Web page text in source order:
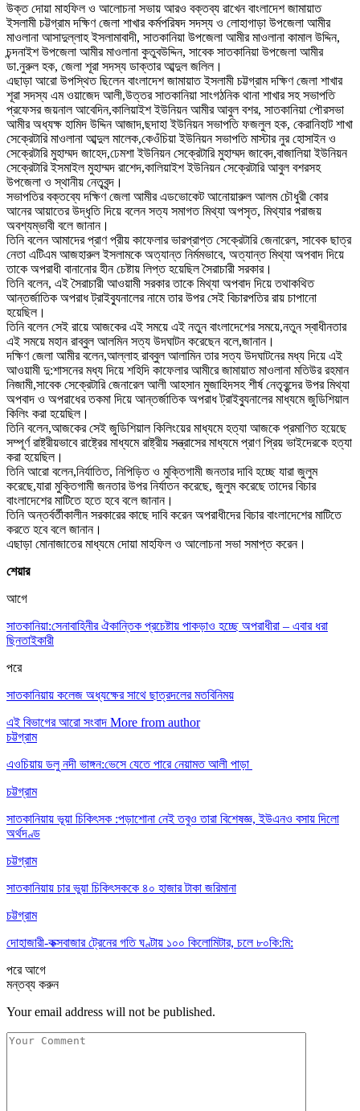
উক্ত দোয়া মাহফিল ও আলোচনা সভায় আরও বক্তব্য রাখেন বাংলাদেশ জামায়াত
ইসলামী চট্টগ্রাম দক্ষিণ জেলা শাখার কর্মপরিষদ সদস্য ও লোহাগাড়া উপজেলা আমীর
মাওলানা আসাদুল্লাহ ইসলামাবাদী, সাতকানিয়া উপজেলা আমীর মাওলানা কামাল উদ্দিন,
চন্দনাইশ উপজেলা আমীর মাওলানা কুতুবউদ্দিন, সাবেক সাতকানিয়া উপজেলা আমীর
ডা.নুরুল হক, জেলা শূরা সদস্য ডাক্তার আব্দুল জলিল।
এছাড়া আরো উপস্থিত ছিলেন বাংলাদেশ জামায়াত ইসলামী চট্টগ্রাম দক্ষিণ জেলা শাখার
শূরা সদস্য এম ওয়াজেদ আলী,উত্তর সাতকানিয়া সাংগঠনিক থানা শাখার সহ সভাপতি
প্রফেসর জয়নাল আবেদিন,কালিয়াইশ ইউনিয়ন আমীর আবুল বশর, সাতকানিয়া পৌরসভা
আমীর অধ্যক্ষ হামিদ উদ্দিন আজাদ,ছদাহা ইউনিয়ন সভাপতি ফজলুল হক, কেরানিহাট শাখা
সেক্রেটারি মাওলানা আব্দুল মালেক,কেওঁচিয়া ইউনিয়ন সভাপতি মাস্টার নুর হোসাইন ও
সেক্রেটারি মুহাম্মদ জাহেদ,ঢেমশা ইউনিয়ন সেক্রেটারি মুহাম্মদ জাবেদ,বাজালিয়া ইউনিয়ন
সেক্রেটারি ইসমাইল মুহাম্মদ রাশেদ,কালিয়াইশ ইউনিয়ন সেক্রেটারি আবুল বশরসহ
উপজেলা ও স্থানীয় নেতৃবৃন্দ।
সভাপতির বক্তব্যে দক্ষিণ জেলা আমীর এডভোকেট আনোয়ারুল আলম চৌধুরী কোর
আনের আয়াতের উদ্ধৃতি দিয়ে বলেন সত্য সমাগত মিথ্যা অপসৃত, মিথ্যার পরাজয়
অবশ্যম্ভাবী বলে জানান।
তিনি বলেন আমাদের প্রাণ প্রীয় কাফেলার ভারপ্রাপ্ত সেক্রেটারি জেনারেল, সাবেক ছাত্র
নেতা এটিএম আজহারুল ইসলামকে অত্যান্ত নির্মমভাবে, অত্যান্ত মিথ্যা অপবাদ দিয়ে
তাকে অপরাধী বানানোর হীন চেষ্টায় লিপ্ত হয়েছিল সৈরাচারী সরকার।
তিনি বলেন, এই সৈরাচারী আওয়ামী সরকার তাকে মিথ্যা অপবাদ দিয়ে তথাকথিত
আন্তর্জাতিক অপরাধ ট্রাইব্যুনালের নামে তার উপর সেই বিচারপতির রায় চাপানো
হয়েছিল।
তিনি বলেন সেই রায়ে আজকের এই সময়ে এই নতুন বাংলাদেশের সময়ে,নতুন স্বাধীনতার
এই সময়ে মহান রাব্বুল আলমিন সত্য উদঘাটন করেছেন বলে,জানান।
দক্ষিণ জেলা আমীর বলেন,আল্লাহ রাব্বুল আলামিন তার সত্য উদঘাটনের মধ্য দিয়ে এই
আওয়ামী দু:শাসনের মধ্য দিয়ে শহিদি কাফেলার আমীরে জামায়াত মাওলানা মতিউর রহমান
নিজামী,সাবেক সেক্রেটারি জেনারেল আলী আহসান মুজাহিদসহ শীর্ষ নেতৃবৃন্দের উপর মিথ্যা
অপবাদ ও অপরাধের তকমা দিয়ে আন্তর্জাতিক অপরাধ ট্রাইব্যুনালের মাধ্যমে জুডিশিয়াল
কিলিং করা হয়েছিল।
তিনি বলেন,আজকের সেই জুডিশিয়াল কিলিংয়ের মাধ্যমে হত্যা আজকে প্রমাণিত হয়েছে
সম্পূর্ণ রাষ্ট্রীয়ভাবে রাষ্ট্রের মাধ্যমে রাষ্ট্রীয় সন্ত্রাসের মাধ্যমে প্রাণ প্রিয় ভাইদেরকে হত্যা
করা হয়েছিল।
তিনি আরো বলেন,নির্যাতিত, নিপিড়িত ও মুক্তিগামী জনতার দাবি হচ্ছে যারা জুলুম
করেছে,যারা মুক্তিগামী জনতার উপর নির্যাতন করেছে, জুলুম করেছে তাদের বিচার
বাংলাদেশের মাটিতে হতে হবে বলে জানান।
তিনি অন্তর্বর্তীকালীন সরকারের কাছে দাবি করেন অপরাধীদের বিচার বাংলাদেশের মাটিতে
করতে হবে বলে জানান।
এছাড়া মোনাজাতের মাধ্যমে দোয়া মাহফিল ও আলোচনা সভা সমাপ্ত করেন।
শেয়ার
আগে
সাতকানিয়া:সেনাবাহিনীর ঐকান্তিক প্রচেষ্টায় পাকড়াও হচ্ছে অপরাধীরা – এবার ধরা
ছিনতাইকারী
পরে
সাতকানিয়ায় কলেজ অধ্যক্ষের সাথে ছাত্রদলের মতবিনিময়
এই বিভাগের আরো সংবাদ More from author
চট্টগ্রাম
এওচিয়ায় ডলু নদী ভাঙ্গন:ভেসে যেতে পারে নেয়ামত আলী পাড়া
চট্টগ্রাম
সাতকানিয়ায় ভূয়া চিকিৎসক :পড়াশোনা নেই তবুও তারা বিশেষজ্ঞ, ইউএনও বসায় দিলো
অর্থদণ্ড
চট্টগ্রাম
সাতকানিয়ায় চার ভুয়া চিকিৎসককে ৪০ হাজার টাকা জরিমানা
চট্টগ্রাম
দোহাজারী-কক্সবাজার ট্রেনের গতি ঘণ্টায় ১০০ কিলোমিটার, চলে ৮০কি:মি:
পরেআগে
মন্তব্য করুন
Your email address will not be published.